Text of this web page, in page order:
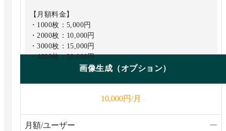
【月額料金】
・1000枚：5,000円
・2000枚：10,000円
・3000枚：15,000円
・4000枚：20,000円
画像生成（オプション）
10,000円/月
月額/ユーザー ー